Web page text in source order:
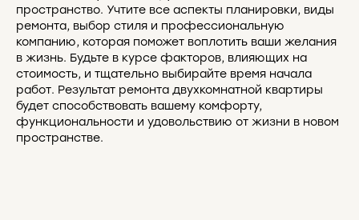
пространство. Учтите все аспекты планировки, виды
ремонта, выбор стиля и профессиональную
компанию, которая поможет воплотить ваши желания
в жизнь. Будьте в курсе факторов, влияющих на
стоимость, и тщательно выбирайте время начала
работ. Результат ремонта двухкомнатной квартиры
будет способствовать вашему комфорту,
функциональности и удовольствию от жизни в новом
пространстве.